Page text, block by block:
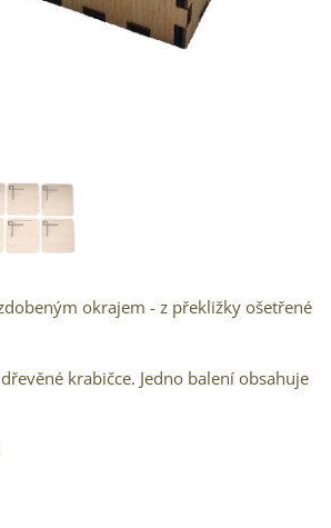
okrajem - z překližky ošetřené
krabičce. Jedno balení obsahuje